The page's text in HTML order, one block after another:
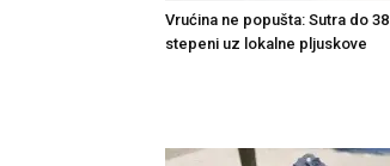
Vrućina ne popušta: Sutra do 38
stepeni uz lokalne pljuskove